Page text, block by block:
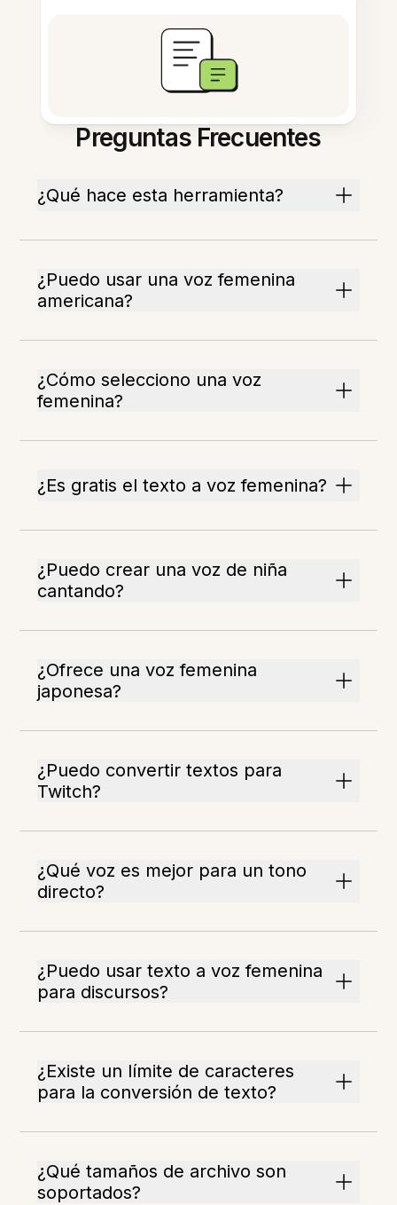
Preguntas Frecuentes
¿Qué hace esta herramienta?
¿Puedo usar una voz femenina
americana?
¿Cómo selecciono una voz
femenina?
¿Es gratis el texto a voz femenina?
¿Puedo crear una voz de niña
cantando?
¿Ofrece una voz femenina
japonesa?
¿Puedo convertir textos para
Twitch?
¿Qué voz es mejor para un tono
directo?
¿Puedo usar texto a voz femenina
para discursos?
¿Existe un límite de caracteres
para la conversión de texto?
¿Qué tamaños de archivo son
soportados?